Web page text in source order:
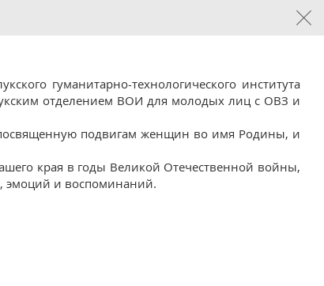
гуманитарно-технологического института
отделением ВОИ для молодых лиц с ОВЗ и
посвященную подвигам женщин во имя Родины, и
края в годы Великой Отечественной войны,
эмоций и воспоминаний.